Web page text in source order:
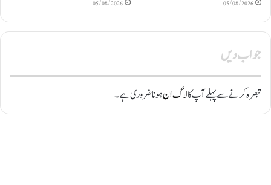
05/08/2026
05/08/2026
جواب دیں
تبصرہ کرنے سے پہلے آپ کالاگ انہونا ضروری ہے۔